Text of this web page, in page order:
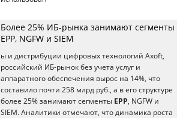
Более 25% ИБ-рынка занимают сегменты
EPP, NGFW и SIEM
ы и дистрибуции цифровых технологий Axoft,
российский ИБ-рынок без учета услуг и
аппаратного обеспечения вырос на 14%, что
составило почти 258 млрд руб., а в его структуре
более 25% занимают сегменты EPP, NGFW и
SIEM. Аналитики отмечают, что динамика роста